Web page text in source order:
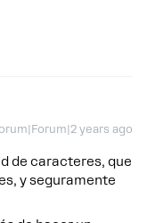
years ago
de caracteres, que
y seguramente